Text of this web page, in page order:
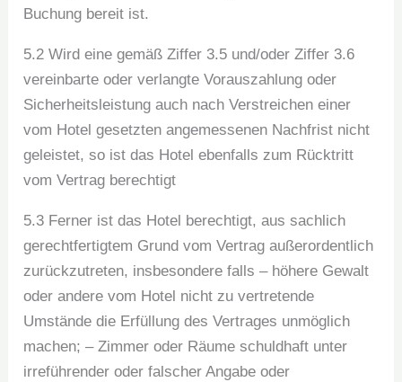
Buchung bereit ist.
5.2 Wird eine gemäß Ziffer 3.5 und/oder Ziffer 3.6
vereinbarte oder verlangte Vorauszahlung oder
Sicherheitsleistung auch nach Verstreichen einer
vom Hotel gesetzten angemessenen Nachfrist nicht
geleistet, so ist das Hotel ebenfalls zum Rücktritt
vom Vertrag berechtigt
5.3 Ferner ist das Hotel berechtigt, aus sachlich
gerechtfertigtem Grund vom Vertrag außerordentlich
zurückzutreten, insbesondere falls – höhere Gewalt
oder andere vom Hotel nicht zu vertretende
Umstände die Erfüllung des Vertrages unmöglich
machen; – Zimmer oder Räume schuldhaft unter
irreführender oder falscher Angabe oder